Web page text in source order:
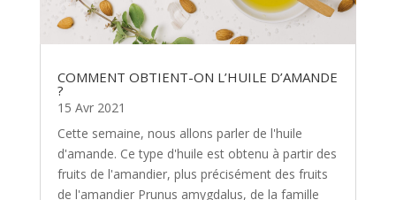
COMMENT OBTIENT-ON L’HUILE D’AMANDE
?
15 Avr 2021
Cette semaine, nous allons parler de l'huile
d'amande. Ce type d'huile est obtenu à partir des
fruits de l'amandier, plus précisément des fruits
de l'amandier Prunus amygdalus, de la famille